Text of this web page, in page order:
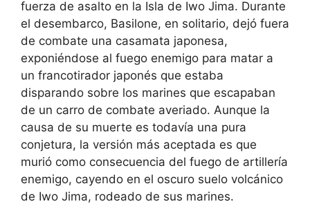
fuerza de asalto en la Isla de Iwo Jima. Durante
el desembarco, Basilone, en solitario, dejó fuera
de combate una casamata japonesa,
exponiéndose al fuego enemigo para matar a
un francotirador japonés que estaba
disparando sobre los marines que escapaban
de un carro de combate averiado. Aunque la
causa de su muerte es todavía una pura
conjetura, la versión más aceptada es que
murió como consecuencia del fuego de artillería
enemigo, cayendo en el oscuro suelo volcánico
de Iwo Jima, rodeado de sus marines.